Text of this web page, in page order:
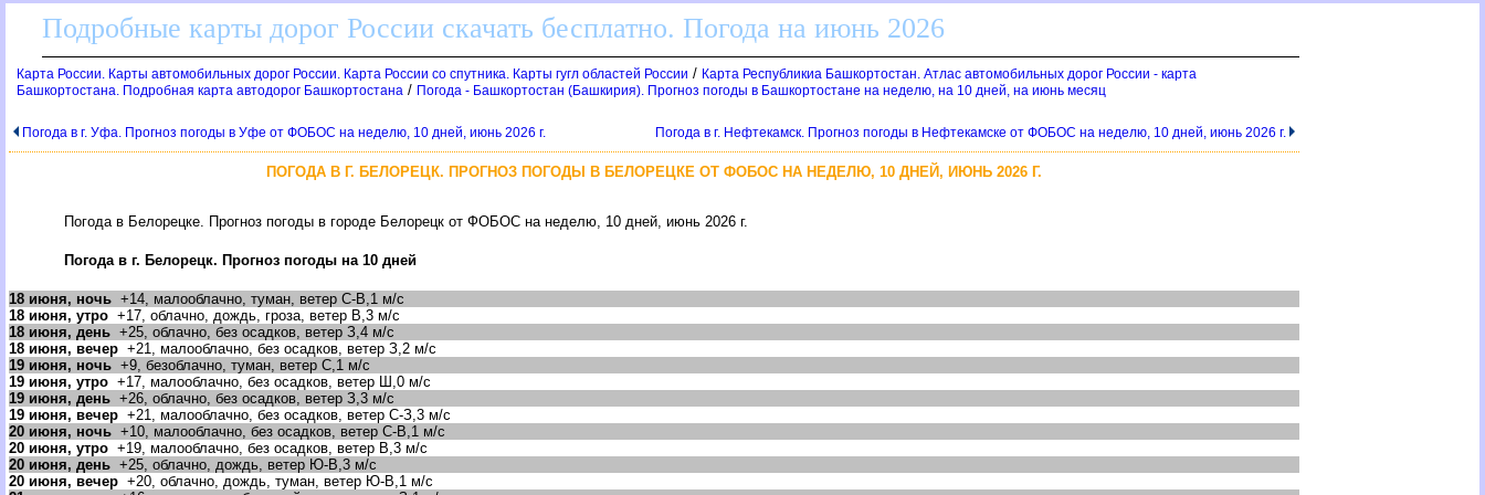
Подробные карты дорог России скачать бесплатно. Погода на июнь 2026
Карта России. Карты автомобильных дорог России. Карта России со спутника. Карты гугл областей России / Карта Республикиа Башкортостан. Атлас автомобильных дорог России - карта
Башкортостана. Подробная карта автодорог Башкортостана / Погода - Башкортостан (Башкирия). Прогноз погоды в Башкортостане на неделю, на 10 дней, на июнь месяц
Погода в г. Уфа. Прогноз погоды в Уфе от ФОБОС на неделю, 10 дней, июнь 2026 г. Погода в г. Нефтекамск. Прогноз погоды в Нефтекамске от ФОБОС на неделю, 10 дней, июнь 2026 г.
ПОГОДА В Г. БЕЛОРЕЦК. ПРОГНОЗ ПОГОДЫ В БЕЛОРЕЦКЕ ОТ ФОБОС НА НЕДЕЛЮ, 10 ДНЕЙ, ИЮНЬ 2026 Г.
Погода в Белорецке. Прогноз погоды в городе Белорецк от ФОБОС на неделю, 10 дней, июнь 2026 г.
Погода в г. Белорецк. Прогноз погоды на 10 дней
18 июня, ночь +14, малооблачно, туман, ветер С-В,1 м/с
18 июня, утро +17, облачно, дождь, гроза, ветер В,3 м/с
18 июня, день +25, облачно, без осадков, ветер З,4 м/с
18 июня, вечер +21, малооблачно, без осадков, ветер З,2 м/с
19 июня, ночь +9, безоблачно, туман, ветер С,1 м/с
19 июня, утро +17, малооблачно, без осадков, ветер Ш,0 м/с
19 июня, день +26, облачно, без осадков, ветер З,3 м/с
19 июня, вечер +21, малооблачно, без осадков, ветер С-З,3 м/с
20 июня, ночь +10, малооблачно, без осадков, ветер С-В,1 м/с
20 июня, утро +19, малооблачно, без осадков, ветер В,3 м/с
20 июня, день +25, облачно, дождь, ветер Ю-В,3 м/с
20 июня, вечер +20, облачно, дождь, туман, ветер Ю-В,1 м/с